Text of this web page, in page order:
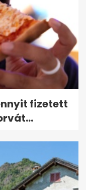
fizetett